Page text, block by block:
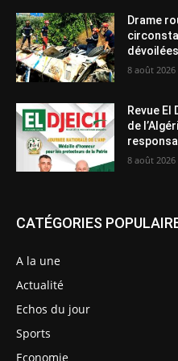
Drame
8 août 2026
Revue
de
8 août 2026
CATÉGORIES
A la une
Actualité
Echos du jour
Sports
Economie